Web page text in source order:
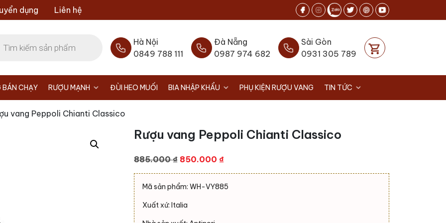
dụng Liên hệ
Hà Nội
0849 788 111
Đà Nẵng
0987 974 682
Sài Gòn
0931 305 789
BÁN CHẠY RƯỢU MẠNH ĐÙI HEO MUỐI BIA NHẬP KHẨU PHỤ KIỆN RƯỢU VANG TIN TỨC
vang Peppoli Chianti Classico
Rượu vang Peppoli Chianti Classico
885.000₫ Giá
gốc
là:
850.000 ₫Giá
hiện
tại
Mã sản phẩm: WH-VY885
Xuất xứ: Italia